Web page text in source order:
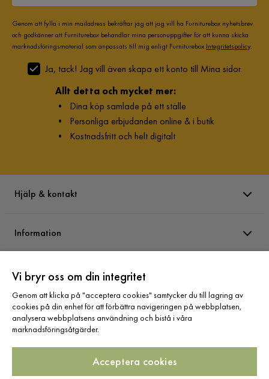
Genom att fylla i min mailadress bekräftar jag att jag vill ha Furniturebox nyhetsbrev
och godkänner att Furniturebox behandlar mina personuppgifter för att kunna skicka
marknadsföringsmaterial som anpassats till mig enligt Furniturebox Integritetspolicy.
Ja, tack! Jag vill även skapa ett konto till Mina sidor.
Allt detta och mycket mer:
• Dina köp samlade på ett ställe
• Personliga erbjudanden online & i butik
• Kostnadsfritt och helt digitalt
Hjälp & kontakt
Information
Varumärken
Sortiment
Vi bryr oss om din integritet
Genom att klicka på "acceptera cookies" samtycker du till lagring av
cookies på din enhet för att förbättra navigeringen på webbplatsen,
analysera webbplatsens användning och bistå i våra
marknadsföringsåtgärder.
Acceptera cookies